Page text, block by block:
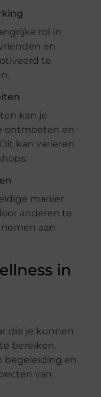
rol in
en
te
kan je
ontmoeten en
kan variëren
manier
anderen te
aan
in
die je kunnen
bereiken.
begeleiding en
van